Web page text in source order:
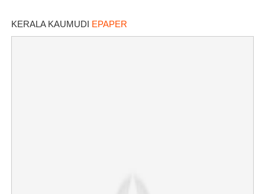
KERALA KAUMUDI EPAPER